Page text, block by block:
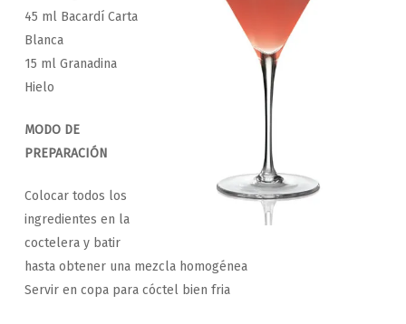
45 ml Bacardí Carta
Blanca
15 ml Granadina
Hielo
MODO DE
PREPARACIÓN
Colocar todos los
ingredientes en la
coctelera y batir
hasta obtener una mezcla homogénea
Servir en copa para cóctel bien fria